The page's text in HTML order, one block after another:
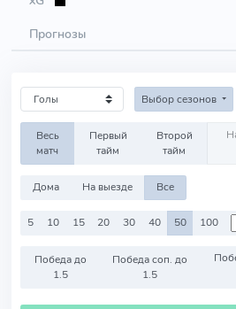
Прогнозы
Выбор сезонов
Весь
матч
Первый
тайм
Второй
тайм
Дома На выезде Все
5 10 15 20 30 40 50 100
Победа до
1.5
Победа соп. до
1.5